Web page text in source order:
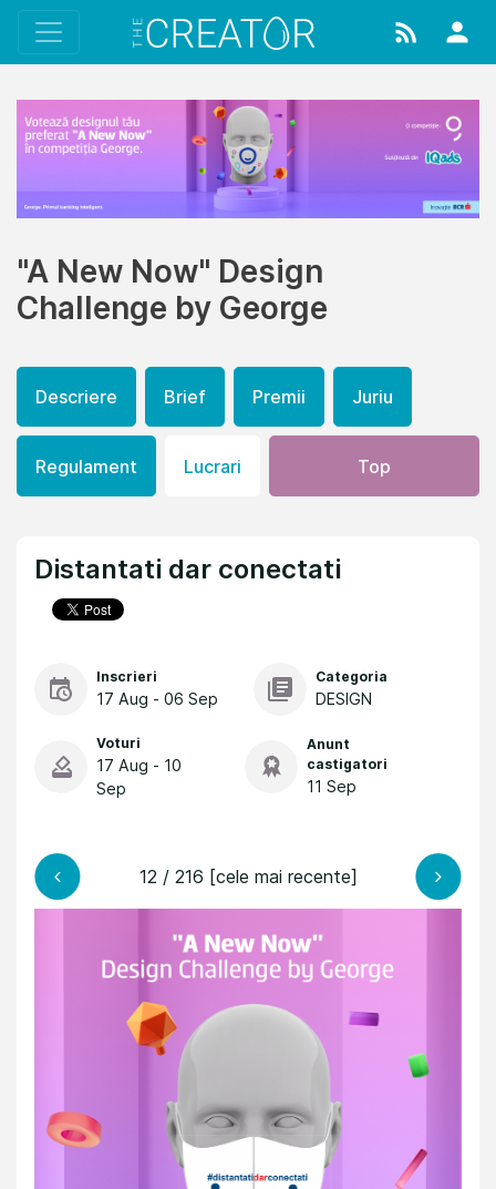
"A New Now" Design
Challenge by George
Descriere Brief Premii Juriu
Regulament Lucrari Top
Distantati dar conectati
Inscrieri
17 Aug - 06 Sep
Categoria
DESIGN
Voturi
17 Aug - 10
Sep
Anunt
castigatori
11 Sep
12 / 216 [cele mai recente]